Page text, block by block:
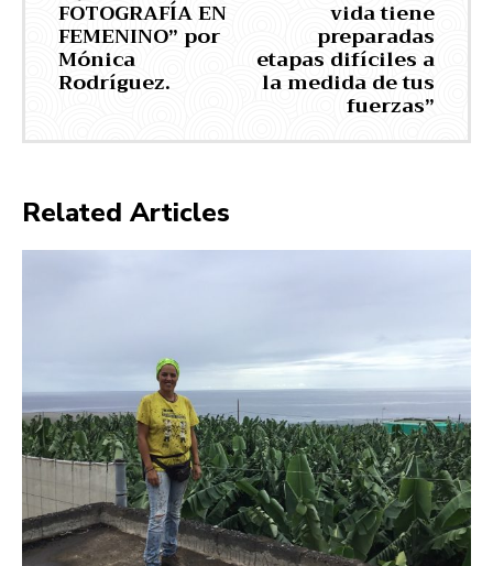
FOTOGRAFÍA EN
FEMENINO” por
Mónica
Rodríguez.
vida tiene
preparadas
etapas difíciles a
la medida de tus
fuerzas”
Related Articles